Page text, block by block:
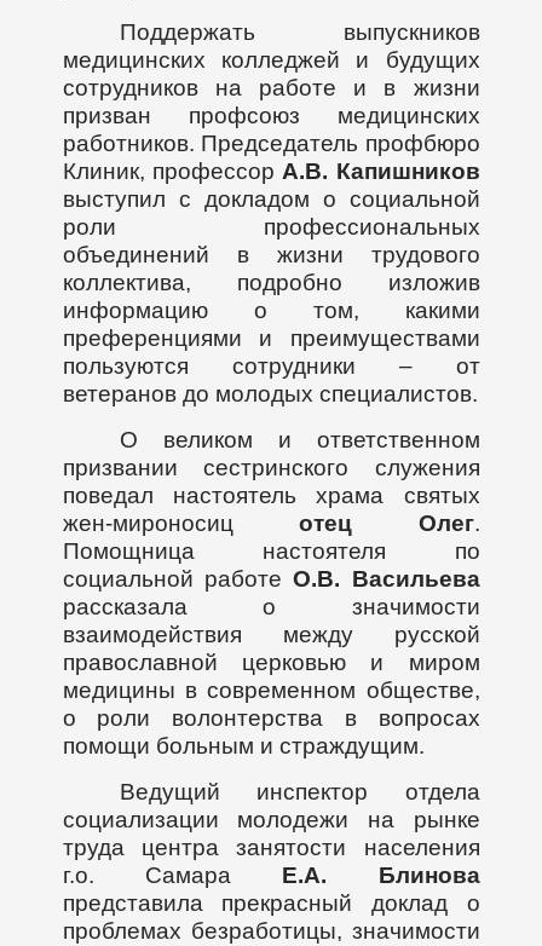
Поддержать выпускников
медицинских колледжей и будущих
сотрудников на работе и в жизни
призван профсоюз медицинских
работников. Председатель профбюро
Клиник, профессор А.В. Капишников
выступил с докладом о социальной
роли профессиональных
объединений в жизни трудового
коллектива, подробно изложив
информацию о том, какими
преференциями и преимуществами
пользуются сотрудники – от
ветеранов до молодых специалистов.
О великом и ответственном
призвании сестринского служения
поведал настоятель храма святых
жен-мироносиц отец Олег.
Помощница настоятеля по
социальной работеО.В. Васильева
рассказала о значимости
взаимодействия между русской
православной церковью и миром
медицины в современном обществе,
о роли волонтерства в вопросах
помощи больным и страждущим.
Ведущий инспектор отдела
социализации молодежи на рынке
труда центра занятости населения
г.о. Самара Е.А. Блинова
представила прекрасный доклад о
проблемах безработицы, значимости